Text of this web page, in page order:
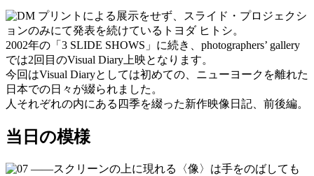
プリントによる展示をせず、スライド・プロジェクシ
ョンのみにて発表を続けているトヨダ ヒトシ。
2002年の「3 SLIDE SHOWS」に続き、photographers’ gallery
では2回目のVisual Diary上映となります。
今回はVisual Diaryとしては初めての、ニューヨークを離れた
日本での日々が綴られました。
人それぞれの内にある四季を綴った新作映像日記、前後編。
当日の模様
――スクリーンの上に現れる〈像〉は手をのばしても